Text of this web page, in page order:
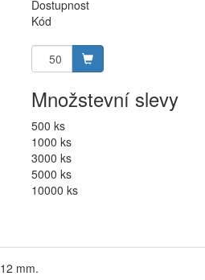
Dostupnost
Kód
Množstevní slevy
500 ks
1000 ks
3000 ks
5000 ks
10000 ks
mm.